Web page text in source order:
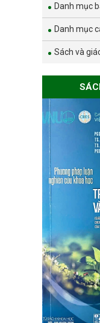
Danh mục
Danh mục
Sách và